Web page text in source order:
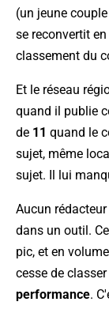
(un jeune
se reconvertit
classement du
Et le réseau
quand il publie
de 11 quand le
sujet, même
sujet. Il lui
Aucun
dans un outil.
pic, et en
cesse de
performance.